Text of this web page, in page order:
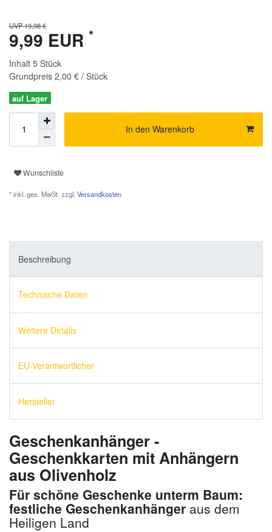
UVP 19,98 €
9,99 EUR *
Inhalt 5 Stück
Grundpreis 2,00 € / Stück
auf Lager
In den Warenkorb
Wunschliste
* inkl. ges. MwSt. zzgl. Versandkosten
Beschreibung
Technische Daten
Weitere Details
EU-Verantwortlicher
Hersteller
Geschenkanhänger -
Geschenkkarten mit Anhängern
aus Olivenholz
Für schöne Geschenke unterm Baum:
festliche Geschenkanhänger aus dem
Heiligen Land